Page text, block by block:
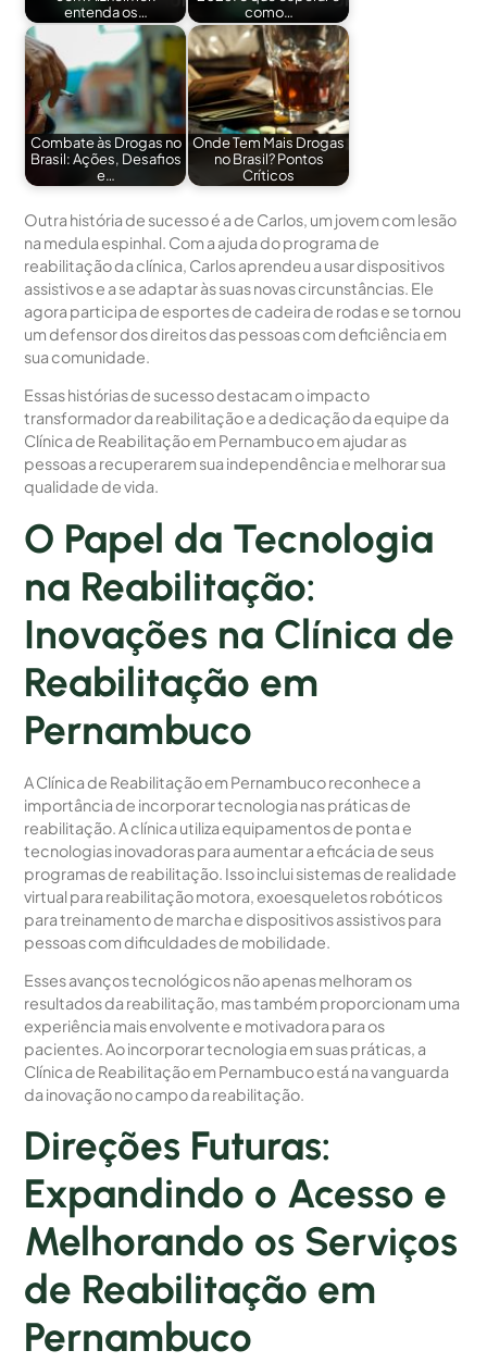
entenda os…
como…
Combate às Drogas no
Brasil: Ações, Desafios
e…
Onde Tem Mais Drogas
no Brasil? Pontos
Críticos
Outra história de sucesso é a de Carlos, um jovem com lesão
na medula espinhal. Com a ajuda do programa de
reabilitação da clínica, Carlos aprendeu a usar dispositivos
assistivos e a se adaptar às suas novas circunstâncias. Ele
agora participa de esportes de cadeira de rodas e se tornou
um defensor dos direitos das pessoas com deficiência em
sua comunidade.
Essas histórias de sucesso destacam o impacto
transformador da reabilitação e a dedicação da equipe da
Clínica de Reabilitação em Pernambuco em ajudar as
pessoas a recuperarem sua independência e melhorar sua
qualidade de vida.
O Papel da Tecnologia
na Reabilitação:
Inovações na Clínica de
Reabilitação em
Pernambuco
A Clínica de Reabilitação em Pernambuco reconhece a
importância de incorporar tecnologia nas práticas de
reabilitação. A clínica utiliza equipamentos de ponta e
tecnologias inovadoras para aumentar a eficácia de seus
programas de reabilitação. Isso inclui sistemas de realidade
virtual para reabilitação motora, exoesqueletos robóticos
para treinamento de marcha e dispositivos assistivos para
pessoas com dificuldades de mobilidade.
Esses avanços tecnológicos não apenas melhoram os
resultados da reabilitação, mas também proporcionam uma
experiência mais envolvente e motivadora para os
pacientes. Ao incorporar tecnologia em suas práticas, a
Clínica de Reabilitação em Pernambuco está na vanguarda
da inovação no campo da reabilitação.
Direções Futuras:
Expandindo o Acesso e
Melhorando os Serviços
de Reabilitação em
Pernambuco